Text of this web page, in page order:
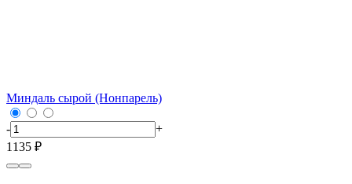
Миндаль сырой (Нонпарель)
-
+
1135 ₽